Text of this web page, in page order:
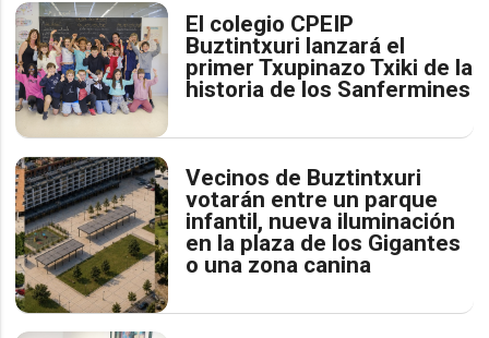
El colegio CPEIP
Buztintxuri lanzará el
primer Txupinazo Txiki de la
historia de los Sanfermines
Vecinos de Buztintxuri
votarán entre un parque
infantil, nueva iluminación
en la plaza de los Gigantes
o una zona canina